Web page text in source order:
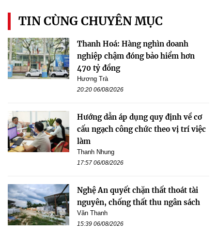
TIN CÙNG CHUYÊN MỤC
Thanh Hoá: Hàng nghìn doanh
nghiệp chậm đóng bảo hiểm hơn
470 tỷ đồng
Hương Trà
20:20 06/08/2026
Hướng dẫn áp dụng quy định về cơ
cấu ngạch công chức theo vị trí việc
làm
Thanh Nhung
17:57 06/08/2026
Nghệ An quyết chặn thất thoát tài
nguyên, chống thất thu ngân sách
Văn Thanh
15:39 06/08/2026